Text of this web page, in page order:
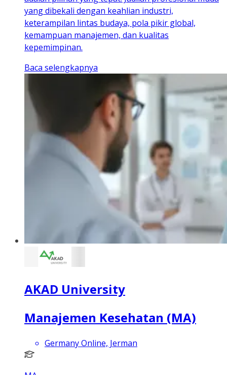
yang dibekali dengan keahlian industri,
keterampilan lintas budaya, pola pikir global,
kemampuan manajemen, dan kualitas
kepemimpinan.
Baca selengkapnya
AKAD University
Manajemen Kesehatan (MA)
Germany Online, Jerman